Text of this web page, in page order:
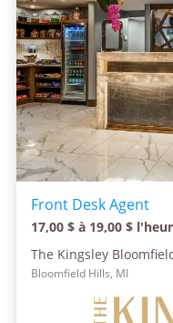
Front Desk Agent
17,00 $ à 19,00 $
The Kingsley
Bloomfield Hills, MI